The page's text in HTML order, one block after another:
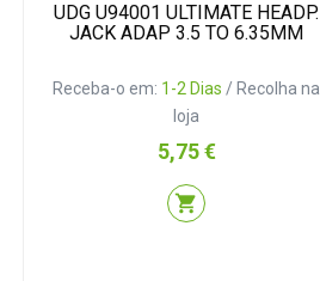
UDG U94001 ULTIMATE HEADP.
JACK ADAP 3.5 TO 6.35MM
Receba-o em: 1-2 Dias/ Recolha na
loja
Preço
5,75 €
shopping_cart